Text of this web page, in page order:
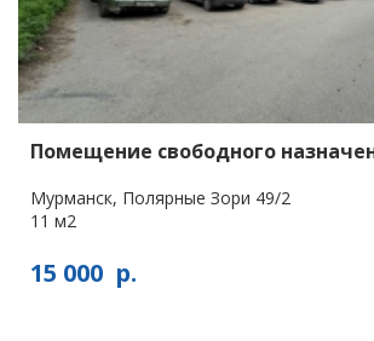
Помещение свободного
Мурманск, Полярные Зори 49/2
11 м2
15 000 р.